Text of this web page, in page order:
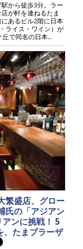
から徒歩3分。ラー
が軒を連ねるたま
あるビル2階に日本
ライス・ワイン）が
で同名の日本...
繁盛店、グロー
氏の「アジアン
ンに挑戦！ 5
、たまプラーザ